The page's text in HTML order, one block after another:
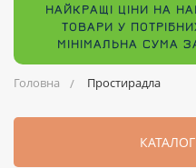
НАЙКРАЩІ ЦІНИ НА
ТОВАРИ У
МІНІМАЛЬНА СУМА
Головна Простирадла